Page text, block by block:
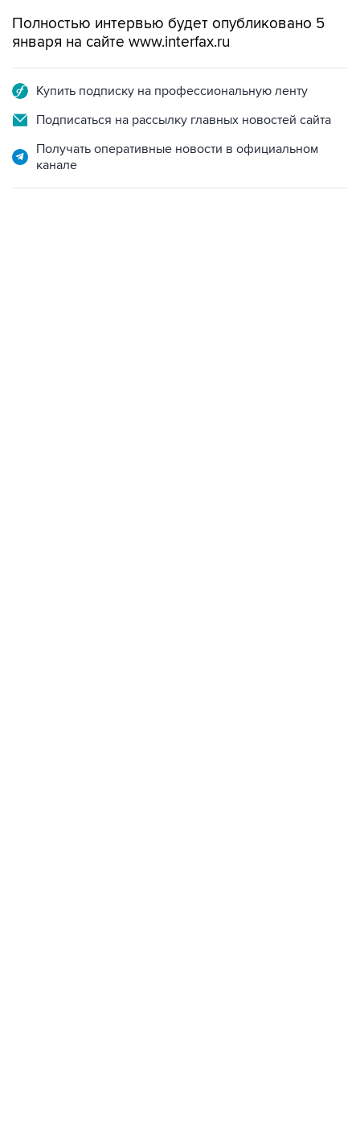
Полностью интервью будет опубликовано 5
января на сайте www.interfax.ru
Купить подписку на профессиональную ленту
Подписаться на рассылку главных новостей сайта
Получать оперативные новости в официальном
канале